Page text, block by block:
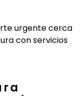
urgente cerca
con servicios